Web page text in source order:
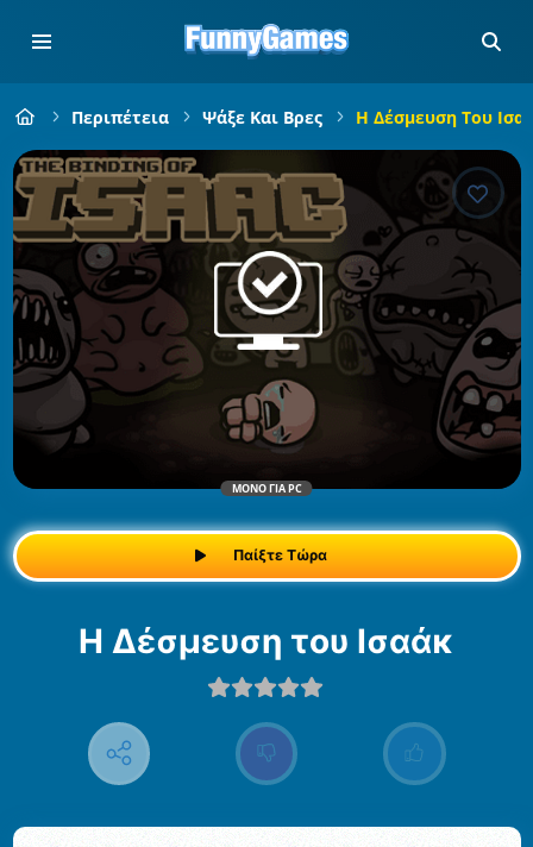
Περιπέτεια Ψάξε Και Βρες Η Δέσμευση Του
ΜΌΝΟ ΓΙΑ PC
Παίξτε Τώρα
Η Δέσμευση του Ισαάκ